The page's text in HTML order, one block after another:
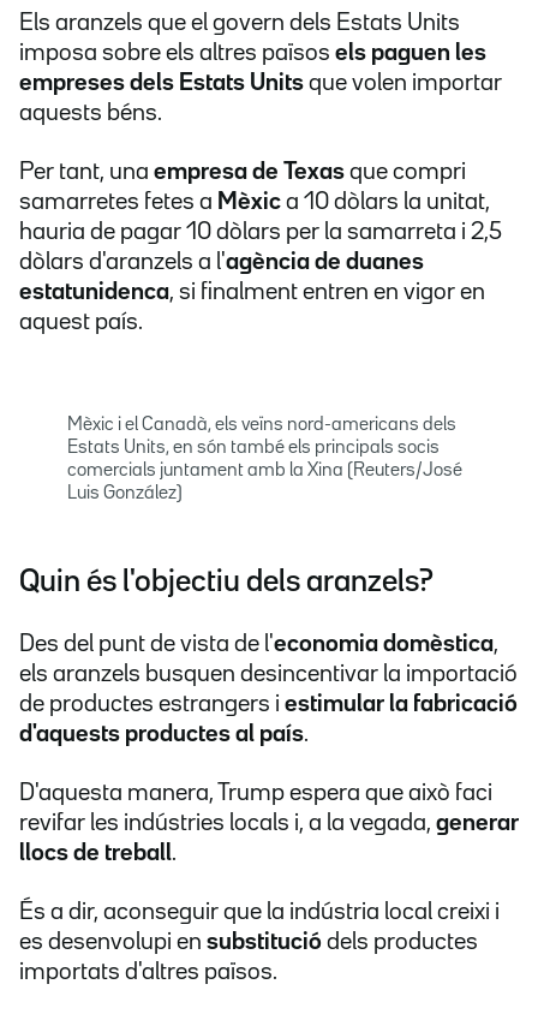
Els aranzels que el govern dels Estats Units
imposa sobre els altres països els paguen les
empreses dels Estats Units que volen importar
aquests béns.
Per tant, una empresa de Texas que compri
samarretes fetes a Mèxic a 10 dòlars la unitat,
hauria de pagar 10 dòlars per la samarreta i 2,5
dòlars d'aranzels a l'agència de duanes
estatunidenca, si finalment entren en vigor en
aquest país.
Mèxic i el Canadà, els veïns nord-americans dels
Estats Units, en són també els principals socis
comercials juntament amb la Xina (Reuters/José
Luis González)
Quin és l'objectiu dels aranzels?
Des del punt de vista de l'economia domèstica,
els aranzels busquen desincentivar la importació
de productes estrangers i estimular la fabricació
d'aquests productes al país.
D'aquesta manera, Trump espera que això faci
revifar les indústries locals i, a la vegada, generar
llocs de treball.
És a dir, aconseguir que la indústria local creixi i
es desenvolupi en substitució dels productes
importats d'altres països.